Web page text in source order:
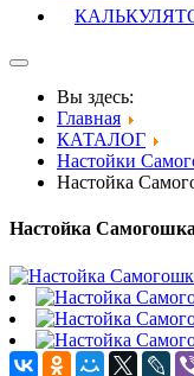
Вы здесь:
Главная
КАТАЛОГ
Настойки
Настойка
Настойка